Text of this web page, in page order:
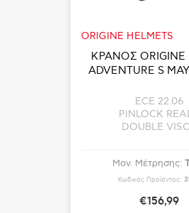
ORIGINE HELMETS
ΚΡΑΝΟΣ ORIGINE
ADVENTURE S
ECE 22.06
PINLOCK
DOUBLE
Μον. Μέτρησης:
Κωδικός Προϊόντος:
€156,99